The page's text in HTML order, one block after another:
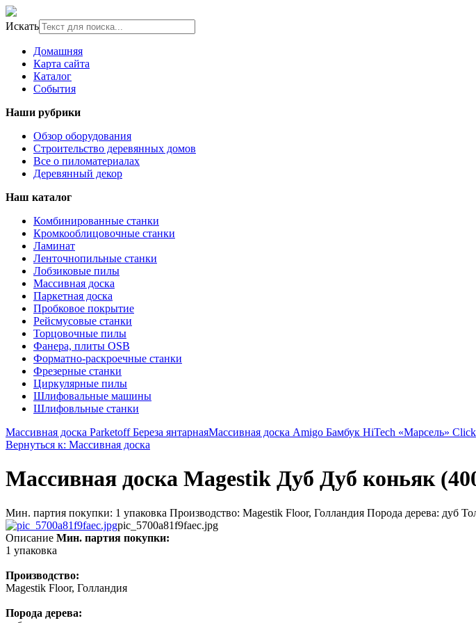
Искать
Домашняя
Карта сайта
Каталог
События
Наши рубрики
Обзор оборудования
Строительство деревянных домов
Все о пиломатериалах
Деревянный декор
Наш каталог
Комбинированные станки
Кромкооблицовочные станки
Ламинат
Ленточнопильные станки
Лобзиковые пилы
Массивная доска
Паркетная доска
Пробковое покрытие
Рейсмусовые станки
Торцовочные пилы
Фанера, плиты OSB
Форматно-раскроечные станки
Фрезерные станки
Циркулярные пилы
Шлифовальные машины
Шлифовльные станки
Массивная доска Parketoff Береза янтарнаяМассивная доска Amigo Бамбук HiTech «Марсель» Click
Вернуться к: Массивная доска
Массивная доска Magestik Дуб Дуб коньяк
Мин. партия покупки: 1 упаковка Производство: Magestik Floor, Голландия Порода дерева: дуб
pic_5700a81f9faec.jpg
Описание Мин. партия покупки:
1 упаковка
Производство:
Magestik Floor, Голландия
Порода дерева: